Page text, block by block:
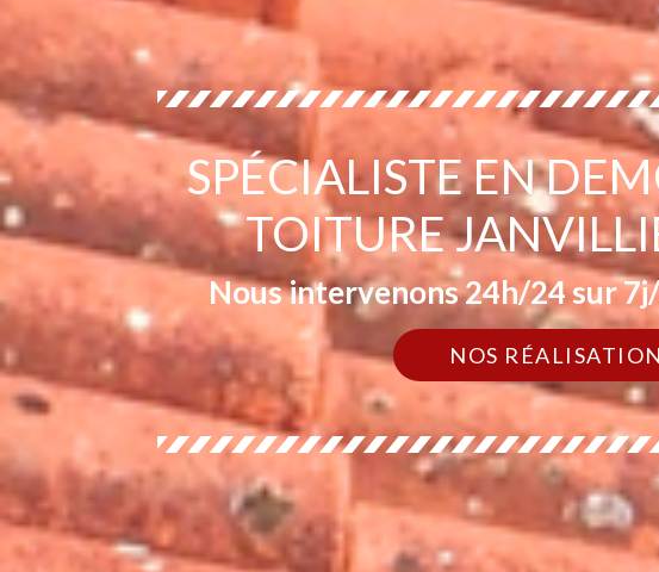
SPÉCIALISTE EN
TOITURE
Nous intervenons 24h/24 sur
NOS